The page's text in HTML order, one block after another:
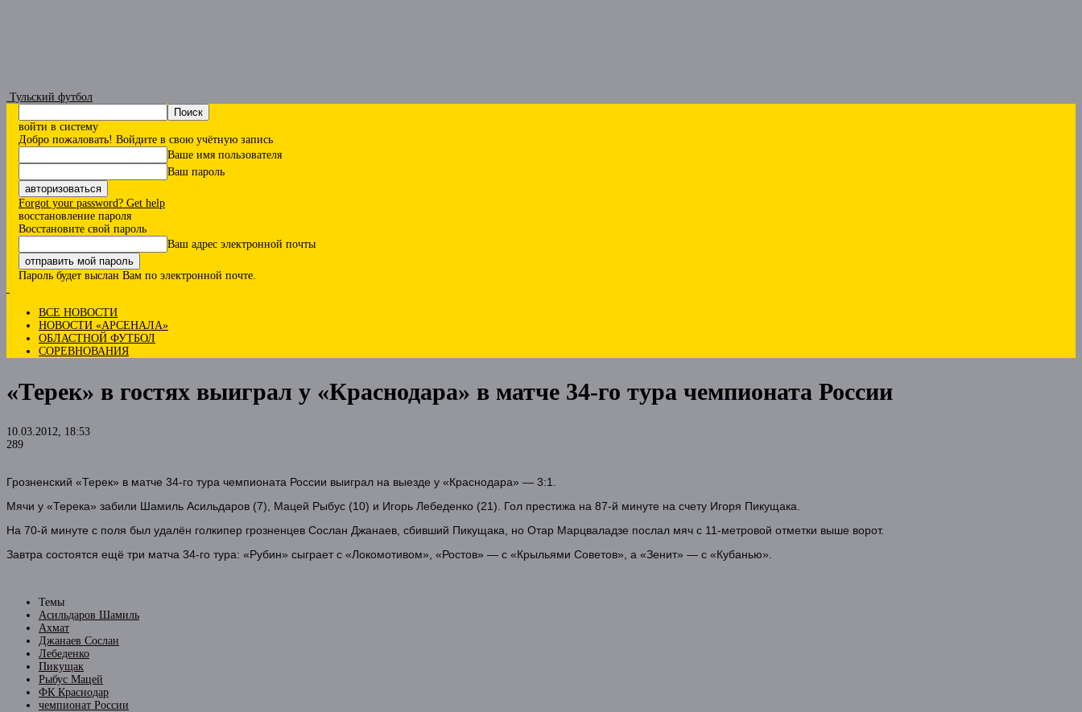
Тульский футбол
войти в систему
Добро пожаловать! Войдите в свою учётную запись
Ваше имя пользователя
Ваш пароль
Forgot your password? Get help
восстановление пароля
Восстановите свой пароль
Ваш адрес электронной почты
Пароль будет выслан Вам по электронной почте.
ВСЕ НОВОСТИ
НОВОСТИ «АРСЕНАЛА»
ОБЛАСТНОЙ ФУТБОЛ
СОРЕВНОВАНИЯ
«Терек» в гостях выиграл у «Краснодара» в матче 34-го тура чемпионата России
10.03.2012, 18:53
289
Грозненский «Терек» в матче 34-го тура чемпионата России выиграл на выезде у «Краснодара» — 3:1.
Мячи у «Терека» забили Шамиль Асильдаров (7), Мацей Рыбус (10) и Игорь Лебеденко (21). Гол престижа на 87-й минуте на счету Игоря Пикущака.
На 70-й минуте с поля был удалён голкипер грозненцев Сослан Джанаев, сбивший Пикущака, но Отар Марцваладзе послал мяч с 11-метровой отметки выше ворот.
Завтра состоятся ещё три матча 34-го тура: «Рубин» сыграет с «Локомотивом», «Ростов» — с «Крыльями Советов», а «Зенит» — с «Кубанью».
Темы
Асильдаров Шамиль
Ахмат
Джанаев Сослан
Лебеденко
Пикущак
Рыбус Мацей
ФК Краснодар
чемпионат России